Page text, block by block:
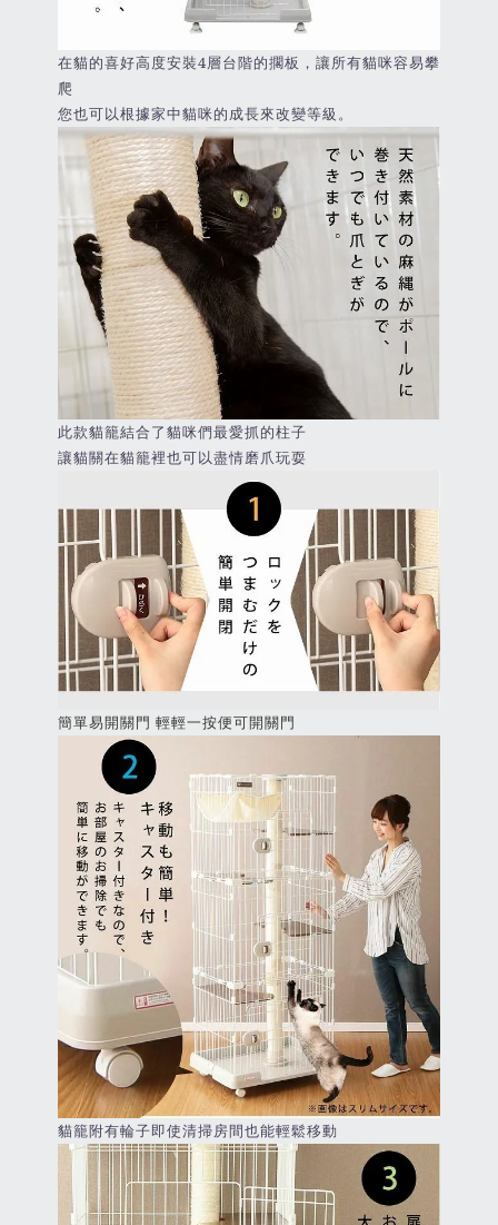
在貓的喜好高度安裝4層台階的擱板，讓所有貓咪容易攀
爬
您也可以根據家中貓咪的成長來改變等級。
此款貓籠結合了貓咪們最愛抓的柱子
讓貓關在貓籠裡也可以盡情磨爪玩耍
簡單易開關門 輕輕一按便可開關門
貓籠附有輪子即使清掃房間也能輕鬆移動